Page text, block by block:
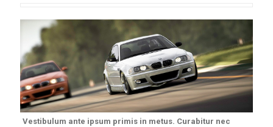
Vestibulum ante ipsum primis in metus. Curabitur nec